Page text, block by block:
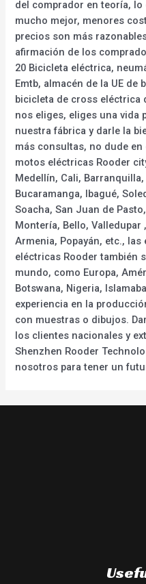
del comprador en teoría,
mucho mejor, menores
precios son más
afirmación de los
20 Bicicleta eléctrica,
Emtb, almacén de la UE de
bicicleta de cross eléctrica
nos eliges, eliges una vida
nuestra fábrica y darle la
más consultas, no dude
motos eléctricas Rooder
Medellín, Cali,
Bucaramanga, Ibagué,
Soacha, San Juan de
Montería, Bello, Valledupar
Armenia, Popayán, etc.,
eléctricas Rooder también
mundo, como Europa,
Botswana, Nigeria,
experiencia en la
con muestras o dibujos.
los clientes nacionales y
Shenzhen Rooder
nosotros para tener un